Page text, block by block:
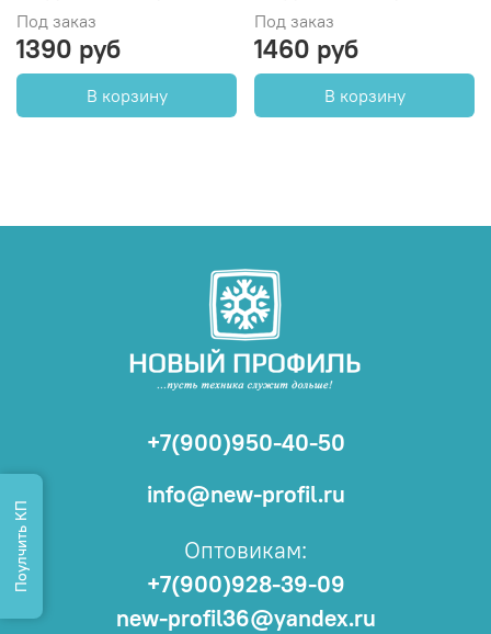
Под заказ
1390 руб
В корзину
Под заказ
1460 руб
В корзину
+7(900)950-40-50
info@new-profil.ru
Оптовикам:
+7(900)928-39-09
new-profil36@yandex.ru
Поулчить КП